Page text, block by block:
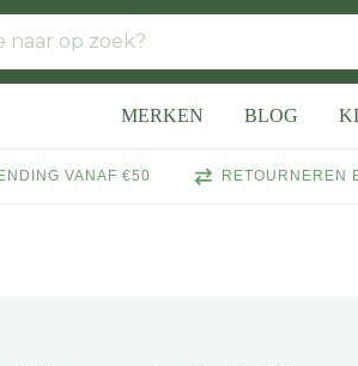
MERKEN BLOG
VANAF €50 RETOURNEREN